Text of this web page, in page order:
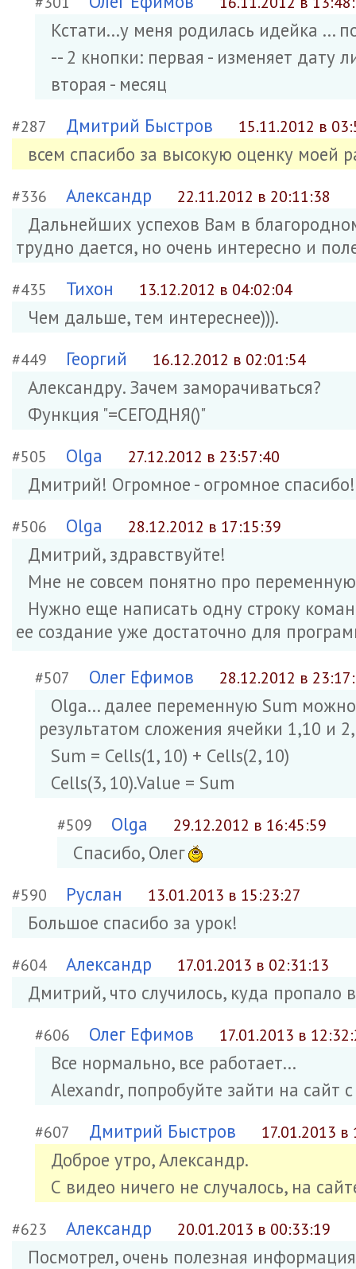
Кстати...у меня родилась идейка ...
-- 2 кнопки: первая - изменяет дату
вторая - месяц
#287 Дмитрий Быстров 15.11.2012 в
всем спасибо за высокую оценку моей
#336 Александр 22.11.2012 в 20:11:38
Дальнейших успехов Вам в
трудно дается, но очень интересно и
#435 Тихон 13.12.2012 в 04:02:04
Чем дальше, тем интереснее))).
#449 Георгий 16.12.2012 в 02:01:54
Александру. Зачем заморачиваться?
Функция "=СЕГОДНЯ()"
#505 Olga 27.12.2012 в 23:57:40
Дмитрий! Огромное - огромное
#506 Olga 28.12.2012 в 17:15:39
Дмитрий, здравствуйте!
Мне не совсем понятно про
Нужно еще написать одну строку
ее создание уже достаточно для
#507 Олег Ефимов 28.12.2012 в
Olga... далее переменную Sum
результатом сложения ячейки 1,10 и
Sum = Cells(1, 10) + Cells(2, 10)
Cells(3, 10).Value = Sum
#509 Olga 29.12.2012 в 16:45:59
Спасибо, Олег
#590 Руслан 13.01.2013 в 15:23:27
Большое спасибо за урок!
#604 Александр 17.01.2013 в 02:31:13
Дмитрий, что случилось, куда пропало
#606 Олег Ефимов 17.01.2013 в
Все нормально, все работает...
Alexandr, попробуйте зайти на сайт
#607 Дмитрий Быстров 17.01.2013 в
Доброе утро, Александр.
С видео ничего не случалось, на
#623 Александр 20.01.2013 в 00:33:19
Посмотрел, очень полезная